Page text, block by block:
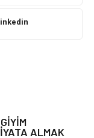
Taşımacılık
ALMAK